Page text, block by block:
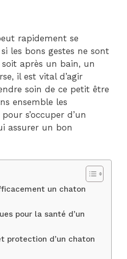
rapidement se
les bons gestes ne sont
soit après un bain, un
il est vital d’agir
soin de ce petit être
ensemble les
s’occuper d’un
assurer un bon
un chaton
pour la santé d’un
protection d’un chaton